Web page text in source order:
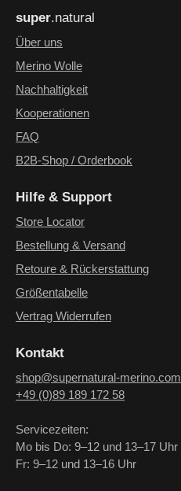
genommen und die
einverstanden.
super.natural
Über uns
Merino Wolle
Nachhaltigkeit
Kooperationen
FAQ
B2B-Shop / Orderbook
Hilfe & Support
Store Locator
Bestellung & Versand
Retoure & Rückerstattung
Größentabelle
Vertrag Widerrufen
Kontakt
shop@supernatural-merino.com
+49 (0)89 189 172 58
Servicezeiten:
Mo bis Do: 9–12 und 13–17 Uhr
Fr: 9–12 und 13–16 Uhr